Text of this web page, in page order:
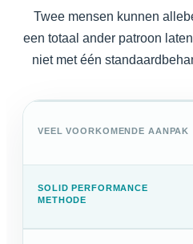
Twee mensen kunnen
een totaal ander patroon
niet met één